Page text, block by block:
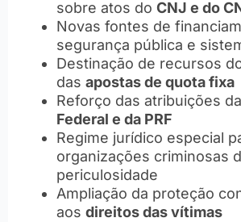
sobre atos do CNJ e do
Novas fontes de
segurança pública e
Destinação de recursos
das apostas de quota fixa
Reforço das atribuições da
Federal e da PRF
Regime jurídico especial
organizações criminosas
periculosidade
Ampliação da proteção
aos direitos das vítimas